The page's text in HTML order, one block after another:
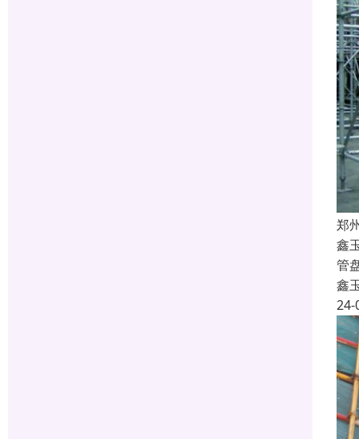
郑
鑫
管
鑫
24-